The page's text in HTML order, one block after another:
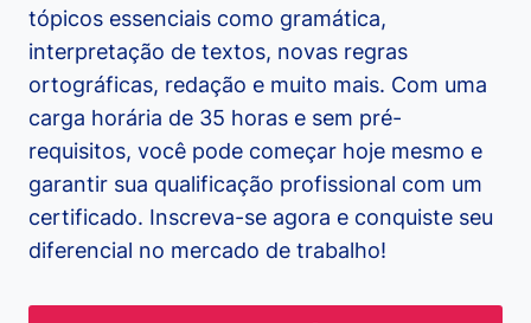
tópicos essenciais como gramática,
interpretação de textos, novas regras
ortográficas, redação e muito mais. Com uma
carga horária de 35 horas e sem pré-
requisitos, você pode começar hoje mesmo e
garantir sua qualificação profissional com um
certificado. Inscreva-se agora e conquiste seu
diferencial no mercado de trabalho!